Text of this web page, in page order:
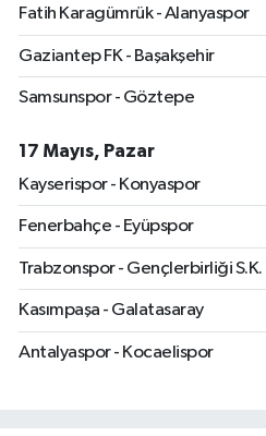
Fatih Karagümrük - Alanyaspor
Gaziantep FK - Başakşehir
Samsunspor - Göztepe
17 Mayıs, Pazar
Kayserispor - Konyaspor
Fenerbahçe - Eyüpspor
Trabzonspor - Gençlerbirliği S.K.
Kasımpaşa - Galatasaray
Antalyaspor - Kocaelispor